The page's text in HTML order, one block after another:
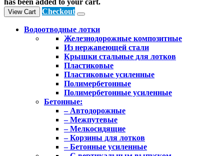
has been added to your cart.
View Cart Checkout
Водоотводные лотки
Железнодорожные композитные
Из нержавеющей стали
Крышки стальные для лотков
Пластиковые
Пластиковые усиленные
Полимербетонные
Полимербетонные усиленные
Бетонные:
– Автодорожные
– Межпутевые
– Мелкосидящие
– Корзины для лотков
– Бетонные усиленные